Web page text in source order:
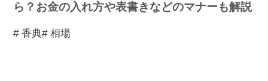
ら？お金の入れ方や表書きなどのマナーも解説
# 香典# 相場